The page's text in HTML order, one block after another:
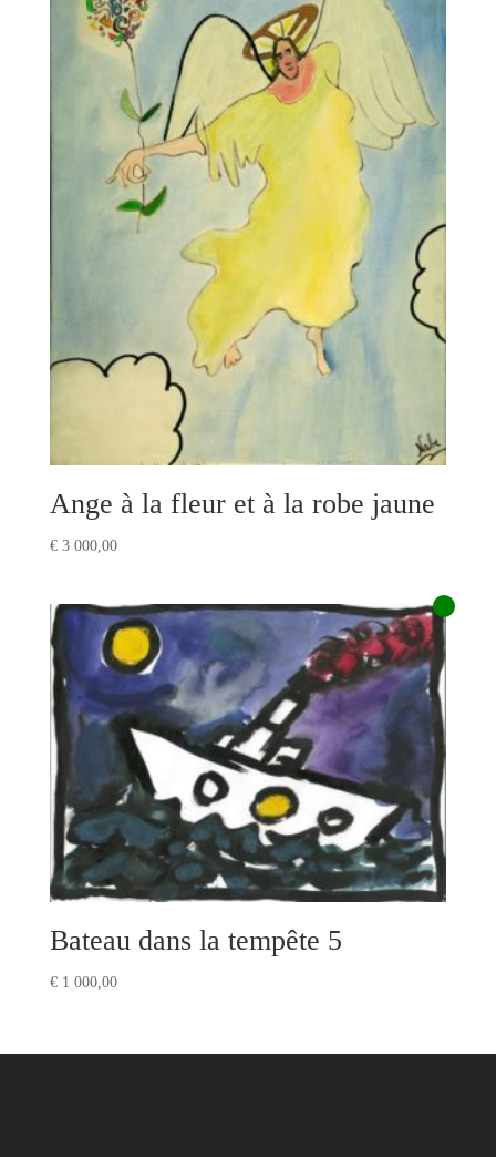
Ange à la fleur et à la robe jaune
€3 000,00
Bateau dans la tempête 5
€1 000,00